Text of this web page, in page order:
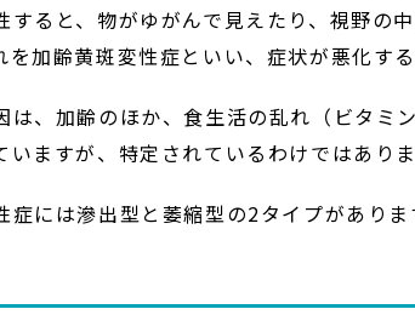
すると、物がゆがんで見えたり、視野の
を加齢黄斑変性症といい、症状が悪化す
は、加齢のほか、食生活の乱れ（ビタミ
いますが、特定されているわけではありま
症には滲出型と萎縮型の2タイプがありま